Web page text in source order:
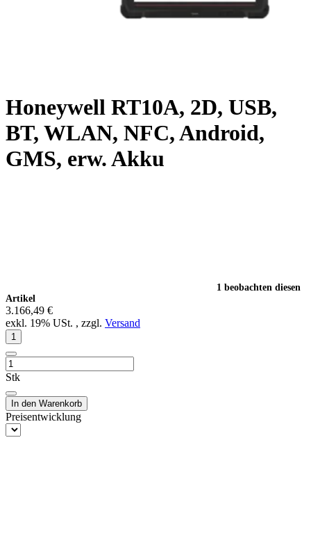
Honeywell RT10A, 2D, USB,
BT, WLAN, NFC, Android,
GMS, erw. Akku
1 beobachten diesen
Artikel
3.166,49 €
exkl. 19% USt. , zzgl. Versand
Stk
In den Warenkorb
Preisentwicklung